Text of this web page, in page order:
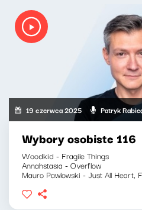
19 czerwca 2025 Patryk
Wybory osobiste 116
Woodkid - Fragile Things
Annahstasia - Overflow
Mauro Pawlowski - Just All Heart,